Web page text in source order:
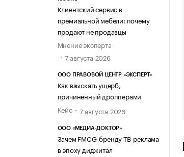
Клиентский сервис в
премиальной мебели: почему
продают не продавцы
Мнение эксперта
7 августа 2026
ООО ПРАВОВОЙ ЦЕНТР «ЭКСПЕРТ»
Как взыскать ущерб,
причиненный дропперами
Кейс
7 августа 2026
ООО «МЕДИА-ДОКТОР»
Зачем FMCG-бренду ТВ-реклама
в эпоху диджитал